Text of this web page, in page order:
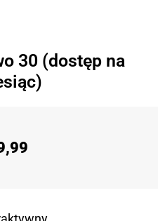
30 (dostęp na